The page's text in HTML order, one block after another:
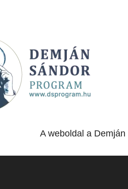
A weboldal a